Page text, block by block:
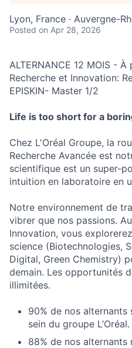
Lyon, France · Auvergne-
Posted on Apr 28, 2026
ALTERNANCE 12 MOIS -
Recherche et Innovation:
EPISKIN- Master 1/2
Life is too short for a
Chez L'Oréal Groupe, la
Recherche Avancée est
scientifique est un super-
intuition en laboratoire en
Notre environnement de
vibrer que nos passions.
Innovation, vous
science (Biotechnologies,
Digital, Green Chemistry)
demain. Les opportunités
illimitées.
90% de nos
sein du groupe L’Oréal.
88% de nos alternants